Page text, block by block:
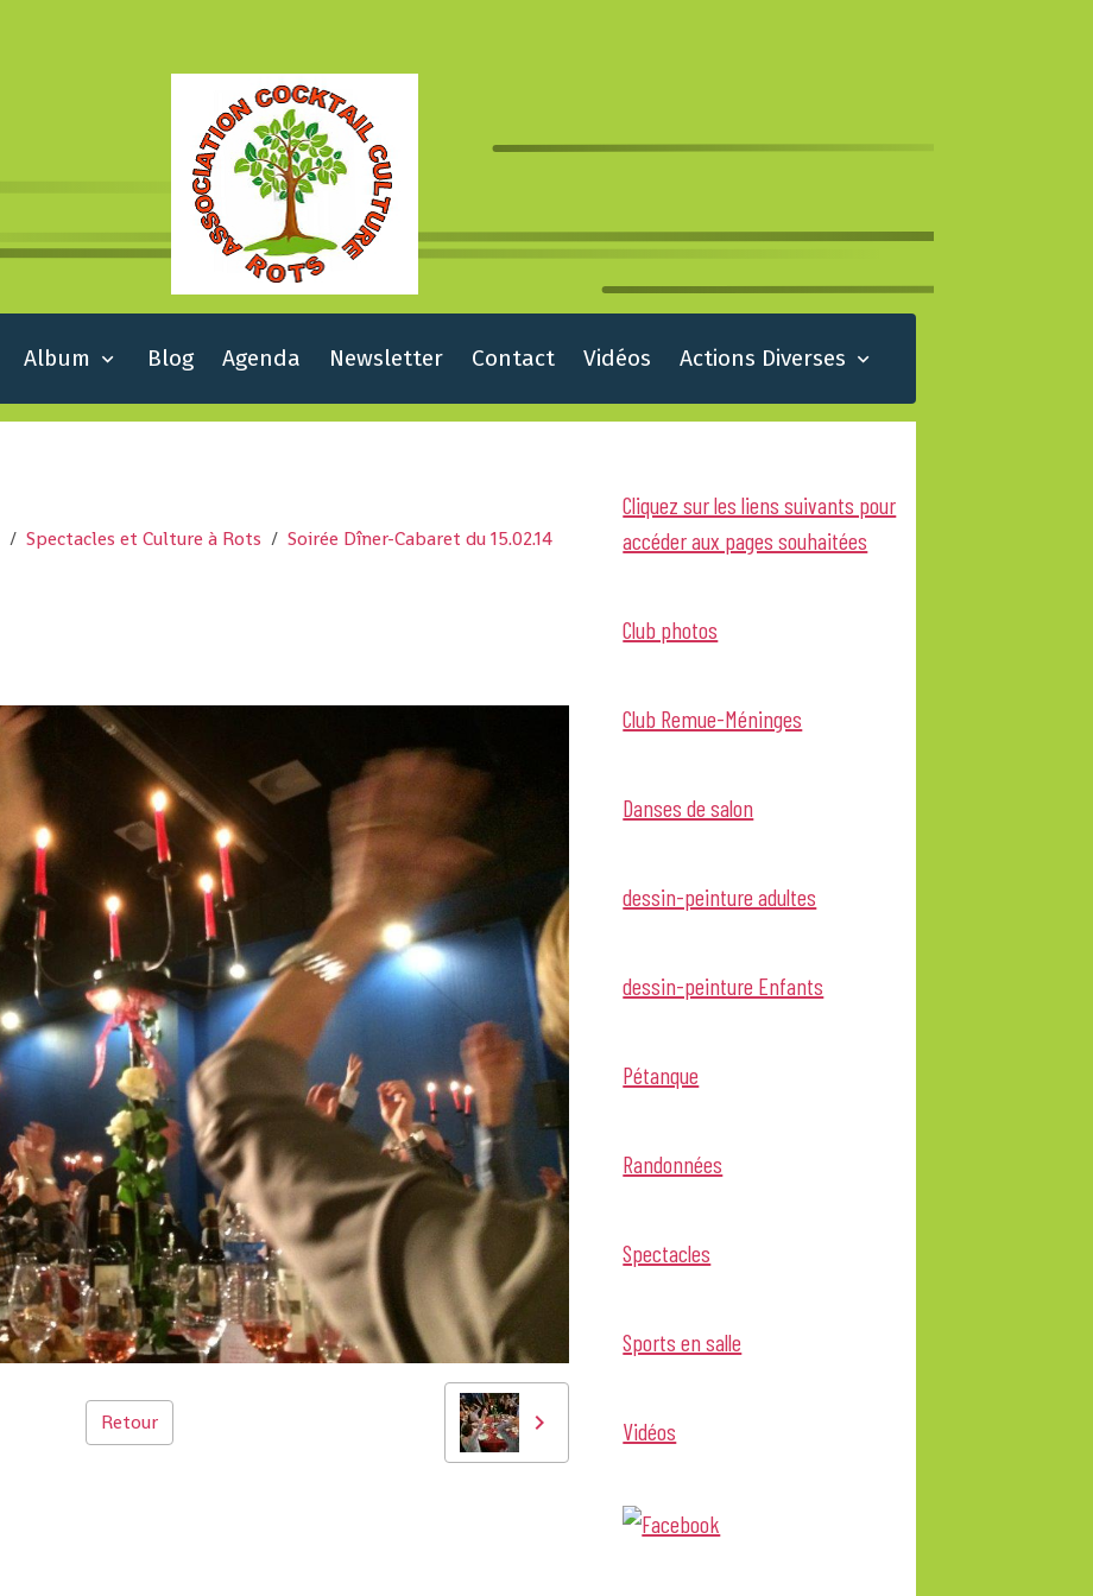
Album Blog Agenda Newsletter Contact Vidéos Actions Diverses
Spectacles et Culture à Rots
Soirée Dîner-Cabaret du 15.02.14
Retour
Cliquez sur les liens suivants pour
accéder aux pages souhaitées
Club photos
Club Remue-Méninges
Danses de salon
dessin-peinture adultes
dessin-peinture Enfants
Pétanque
Randonnées
Spectacles
Sports en salle
Vidéos